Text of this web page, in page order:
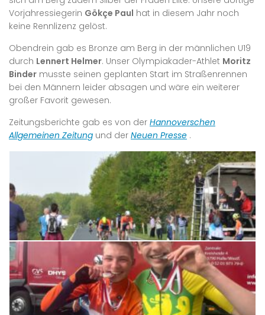
Vorjahressiegerin Gökçe Paul hat in diesem Jahr noch
keine Rennlizenz gelöst.
Obendrein gab es Bronze am Berg in der männlichen U19
durch Lennert Helmer. Unser Olympiakader-Athlet Moritz
Binder musste seinen geplanten Start im Straßenrennen
bei den Männern leider absagen und wäre ein weiterer
großer Favorit gewesen.
Zeitungsberichte gab es von der Hannoverschen
Allgemeinen Zeitung und der Neuen Presse .